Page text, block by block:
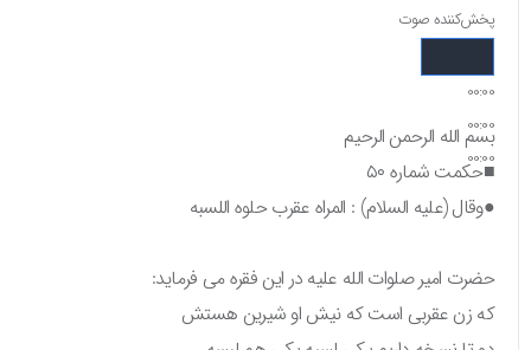
پخش‌کننده صوت
00:00
00:00
00:00
بسم الله الرحمن الرحیم
■حکمت شماره ۵۰
●وقال (علیه السلام) : المراه عقرب حلوه اللسبه
حضرت امیر صلوات الله علیه در این فقره می فرماید:
که زن عقربی است که نیش او شیرین هستش